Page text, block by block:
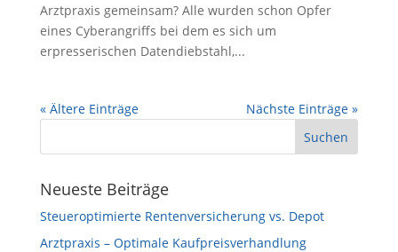
Arztpraxis gemeinsam? Alle wurden schon Opfer
eines Cyberangriffs bei dem es sich um
erpresserischen Datendiebstahl,...
« Ältere Einträge Nächste Einträge »
Neueste Beiträge
Steueroptimierte Rentenversicherung vs. Depot
Arztpraxis – Optimale Kaufpreisverhandlung